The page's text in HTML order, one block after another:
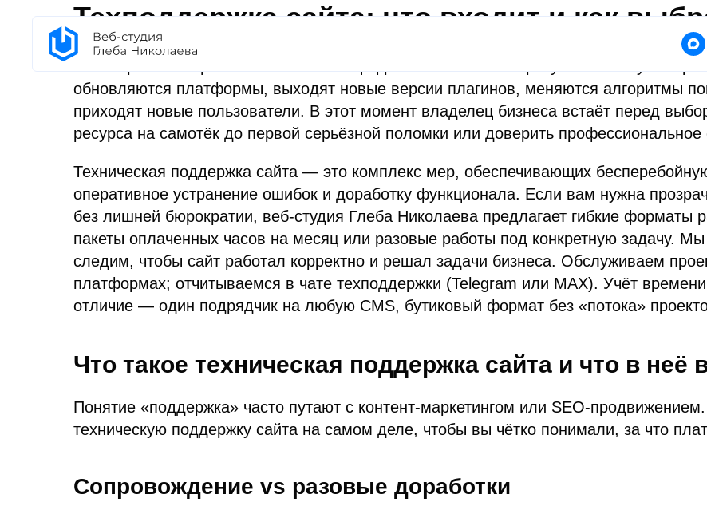
Техподдержка сайта: что входит и как
обновляются платформы, выходят новые версии плагинов, меняются алгоритмы
приходят новые пользователи. В этот момент владелец бизнеса встаёт перед
ресурса на самотёк до первой серьёзной поломки или доверить
Техническая поддержка сайта — это комплекс мер, обеспечивающих
оперативное устранение ошибок и доработку функционала. Если вам нужна
без лишней бюрократии, веб-студия Глеба Николаева предлагает гибкие форматы
пакеты оплаченных часов на месяц или разовые работы под конкретную задачу.
следим, чтобы сайт работал корректно и решал задачи бизнеса. Обслуживаем
платформах; отчитываемся в чате техподдержки (Telegram или MAX). Учёт
отличие — один подрядчик на любую CMS, бутиковый формат без «потока»
Что такое техническая поддержка сайта и что в неё
Понятие «поддержка» часто путают с контент-маркетингом или SEO-
техническую поддержку сайта на самом деле, чтобы вы чётко понимали, за что
Сопровождение vs разовые доработки